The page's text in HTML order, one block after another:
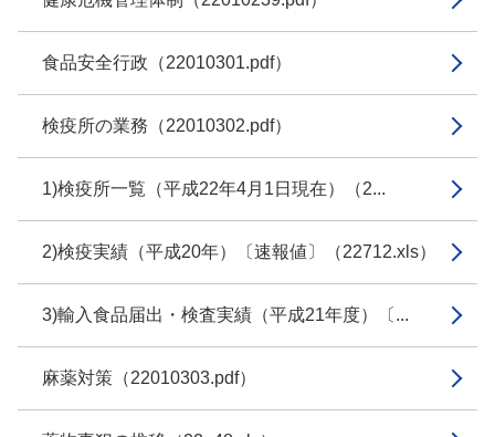
食品安全行政（22010301.pdf）
検疫所の業務（22010302.pdf）
1)検疫所一覧（平成22年4月1日現在）（2...
2)検疫実績（平成20年）〔速報値〕（22712.xls）
3)輸入食品届出・検査実績（平成21年度）〔...
麻薬対策（22010303.pdf）